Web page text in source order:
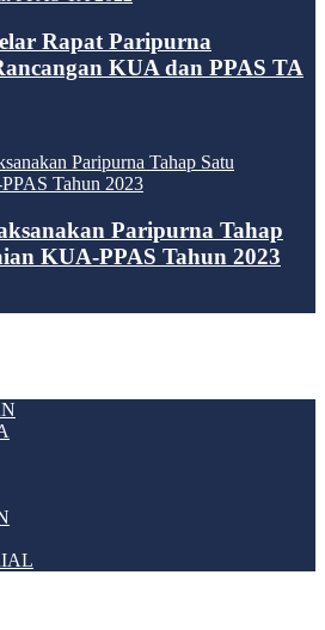
Rapat Paripurna
KUA dan PPAS TA
Paripurna Tahap
KUA-PPAS Tahun 2023